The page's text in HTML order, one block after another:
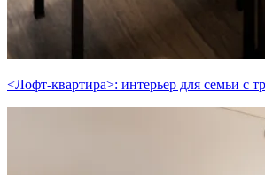
<Лофт-квартира>: интерьер для семьи с